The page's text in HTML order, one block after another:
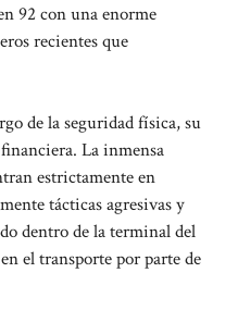
92 con una enorme
recientes que
de la seguridad física, su
La inmensa
estrictamente en
tácticas agresivas y
dentro de la terminal del
el transporte por parte de